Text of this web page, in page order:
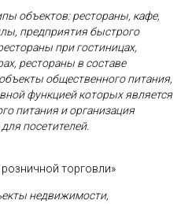
объектов: рестораны, кафе,
предприятия быстрого
при гостиницах,
рестораны в составе
общественного питания,
функцией которых является
питания и организация
посетителей.
торговли»
недвижимости,